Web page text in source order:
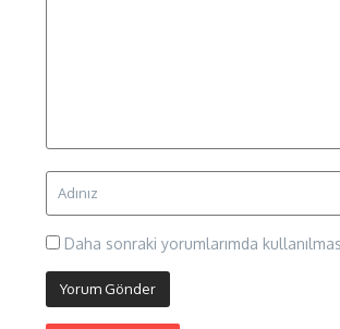
Daha sonraki yorumlarımda